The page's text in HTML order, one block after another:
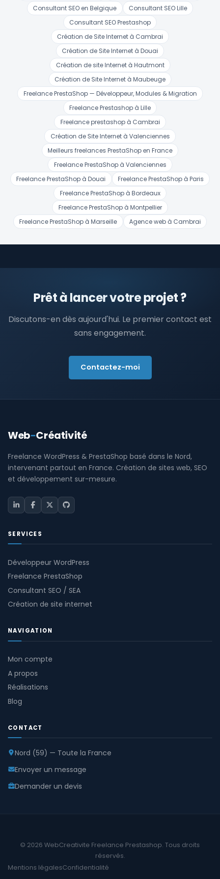
Consultant SEO en Belgique
Consultant SEO Lille
Consultant SEO Prestashop
Création de Site Internet à Cambrai
Création de Site Internet à Douai
Création de site Internet à Hautmont
Création de Site Internet à Maubeuge
Freelance PrestaShop — Développeur, Modules & Migration
Freelance Prestashop à Lille
Freelance prestashop à Cambrai
Création de Site Internet à Valenciennes
Meilleurs freelances PrestaShop en France
Freelance PrestaShop à Valenciennes
Freelance PrestaShop à Douai
Freelance PrestaShop à Paris
Freelance PrestaShop à Bordeaux
Freelance PrestaShop à Montpellier
Freelance PrestaShop à Marseille
Agence web à Cambrai
Prêt à lancer votre projet ?
Discutons-en dès aujourd'hui. Le premier contact est
sans engagement.
Contactez-moi
Web-Créativité
Freelance WordPress & PrestaShop basé dans le Nord,
intervenant partout en France. Création de sites web, SEO
et développement sur-mesure.
SERVICES
Développeur WordPress
Freelance PrestaShop
Consultant SEO / SEA
Création de site internet
NAVIGATION
Mon compte
A propos
Réalisations
Blog
CONTACT
Nord (59) — Toute la France
Envoyer un message
Demander un devis
© 2026 WebCreativite Freelance Prestashop. Tous droits
réservés.
Mentions légalesConfidentialité